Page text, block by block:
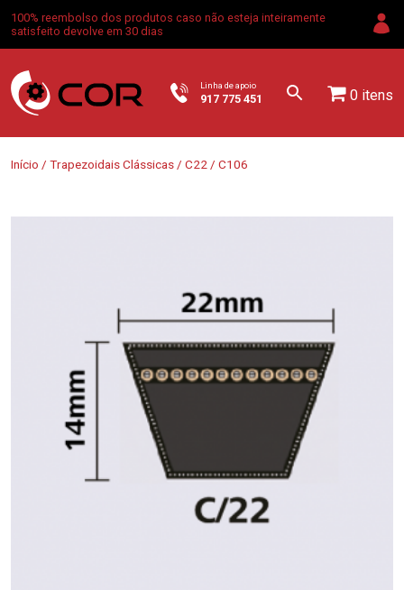
100% reembolso dos produtos caso não esteja inteiramente
satisfeito devolve em 30 dias
Linha de apoio
917 775 451 0 itens
Início / Trapezoidais Clássicas / C22 / C106